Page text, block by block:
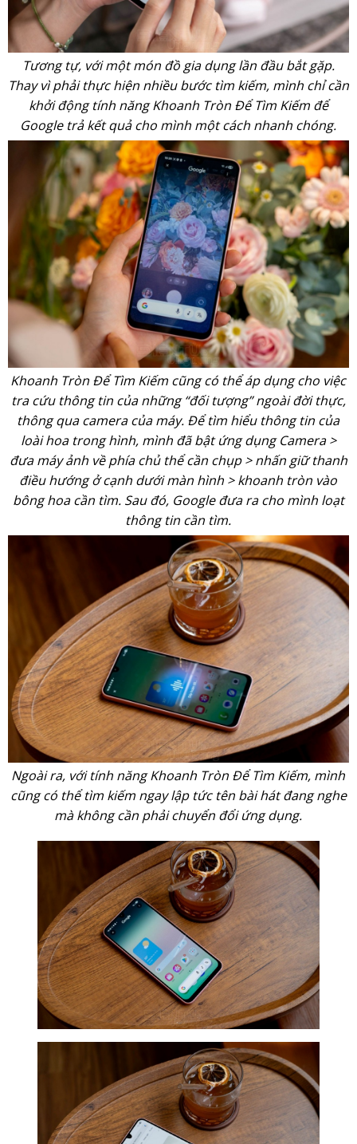
Tương tự, với một món đồ gia dụng lần đầu bắt gặp.
Thay vì phải thực hiện nhiều bước tìm kiếm, mình chỉ cần
khởi động tính năng Khoanh Tròn Để Tìm Kiếm để
Google trả kết quả cho mình một cách nhanh chóng.
Khoanh Tròn Để Tìm Kiếm cũng có thể áp dụng cho việc
tra cứu thông tin của những “đối tượng” ngoài đời thực,
thông qua camera của máy. Để tìm hiểu thông tin của
loài hoa trong hình, mình đã bật ứng dụng Camera >
đưa máy ảnh về phía chủ thể cần chụp > nhấn giữ thanh
điều hướng ở cạnh dưới màn hình > khoanh tròn vào
bông hoa cần tìm. Sau đó, Google đưa ra cho mình loạt
thông tin cần tìm.
Ngoài ra, với tính năng Khoanh Tròn Để Tìm Kiếm, mình
cũng có thể tìm kiếm ngay lập tức tên bài hát đang nghe
mà không cần phải chuyển đổi ứng dụng.